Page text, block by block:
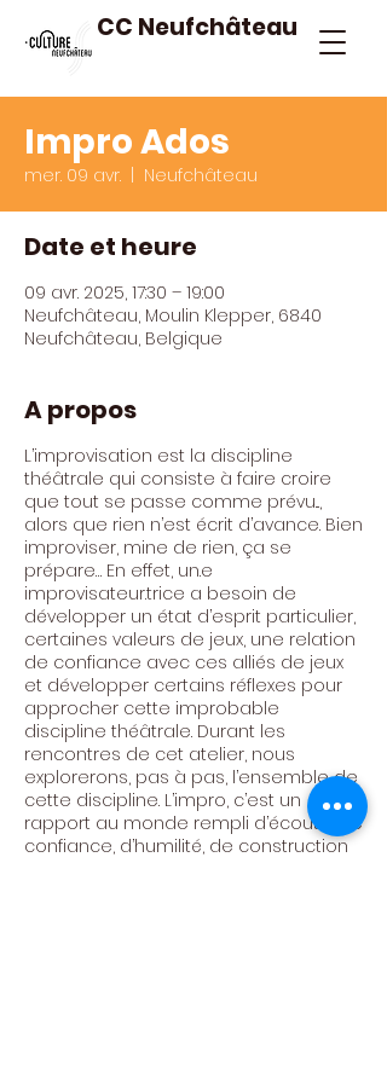
CC Neufchâteau
Impro Ados
mer. 09 avr. Neufchâteau
Date et heure
09 avr. 2025, 17:30 – 19:00
Neufchâteau, Moulin Klepper, 6840
Neufchâteau, Belgique
A propos
L’improvisation est la discipline
théâtrale qui consiste à faire croire
que tout se passe comme prévu...,
alors que rien n’est écrit d’avance. Bien
improviser, mine de rien, ça se
prépare… En effet, un.e
improvisateur.trice a besoin de
développer un état d’esprit particulier,
certaines valeurs de jeux, une relation
de confiance avec ces alliés de jeux
et développer certains réflexes pour
approcher cette improbable
discipline théâtrale. Durant les
rencontres de cet atelier, nous
explorerons, pas à pas, l’ensemble de
cette discipline. L’impro, c’est un
rapport au monde rempli d’écoute, de
confiance, d’humilité, de construction